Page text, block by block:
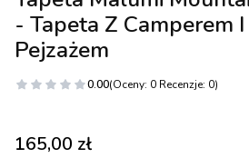
- Tapeta Z Camperem
Pejzażem
0.00(Oceny: 0 Recenzje: 0)
Cena
165,00 zł